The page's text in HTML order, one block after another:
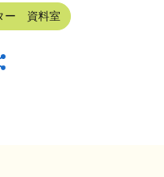
ー 資料室